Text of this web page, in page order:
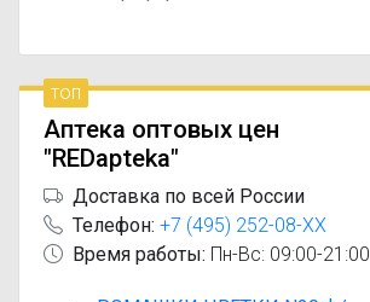
топ
Аптека оптовых цен
"REDapteka"
Доставка по всей России
Телефон: +7 (495) 252-08-XX
Время работы: Пн-Вс: 09:00-21:00